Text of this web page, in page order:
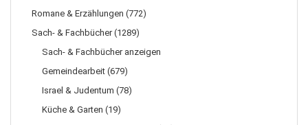
Romane & Erzählungen (772)
Sach- & Fachbücher (1289)
Sach- & Fachbücher anzeigen
Gemeindearbeit (679)
Israel & Judentum (78)
Küche & Garten (19)